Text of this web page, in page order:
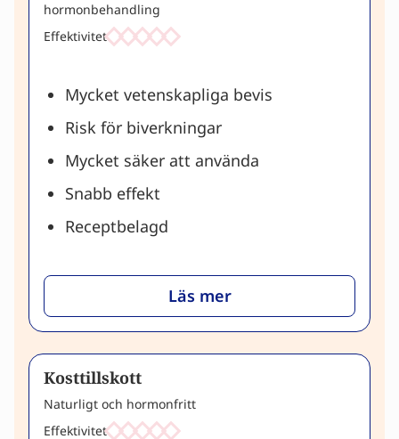
hormonbehandling
Effektivitet
Mycket vetenskapliga bevis
Risk för biverkningar
Mycket säker att använda
Snabb effekt
Receptbelagd
Läs mer
Kosttillskott
Naturligt och hormonfritt
Effektivitet